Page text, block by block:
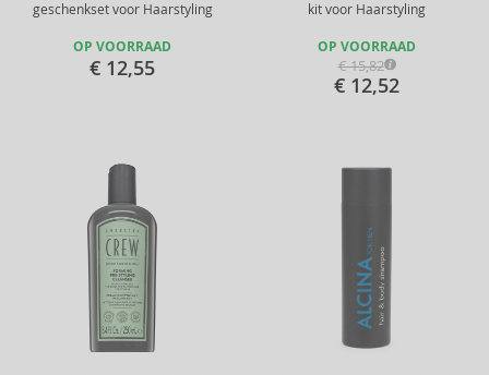
geschenkset voor Haarstyling
OP VOORRAAD
€ 12,55
kit voor Haarstyling
OP VOORRAAD
€ 15,82
€ 12,52